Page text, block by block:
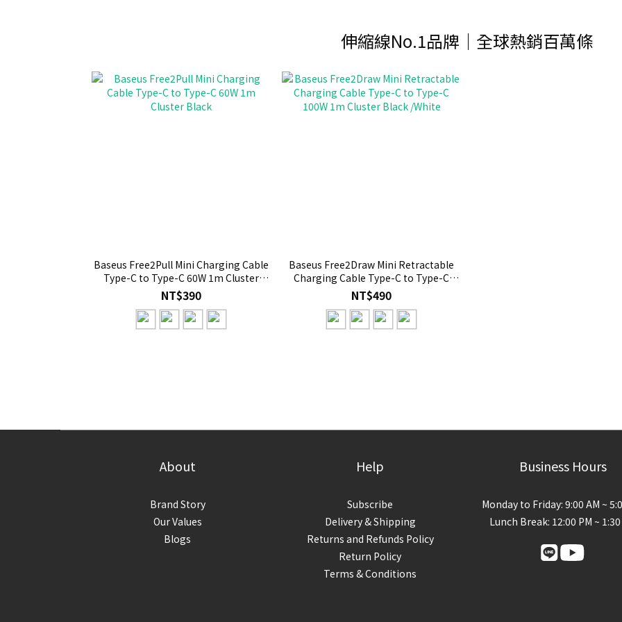
伸縮線No.1品牌｜全球熱銷百萬條
Baseus Free2Pull Mini Charging Cable
Type-C to Type-C 60W 1m Cluster
Black
NT$390
Baseus Free2Draw Mini Retractable
Charging Cable Type-C to Type-C
100W 1m Cluster Black /White
NT$490
About
Brand Story
Our Values
Blogs
Help
Subscribe
Delivery & Shipping
Returns and Refunds Policy
Return Policy
Terms & Conditions
Business Hours
Monday to Friday: 9:00 AM ~
Lunch Break: 12:00 PM ~ 1:30